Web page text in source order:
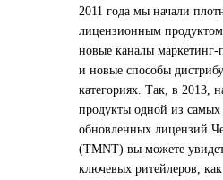
2011 года мы начали
лицензионным
новые каналы
и новые способы
категориях. Так, в 2013,
продукты одной из
обновленных лицензий
(TMNT) вы можете
ключевых ритейлеров, как